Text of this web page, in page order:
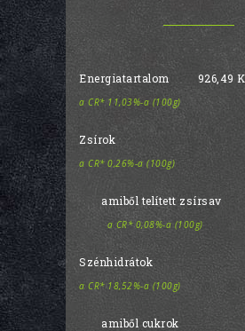
Energiatartalom 926,49
a CR* 11,03%-a (100g)
Zsírok
a CR* 0,26%-a (100g)
amiből telített zsírsav
a CR* 0,08%-a (100g)
Szénhidrátok
a CR* 18,52%-a (100g)
amiből cukrok